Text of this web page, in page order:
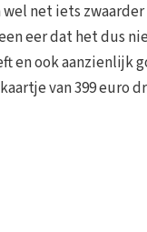
wel net iets
eer dat het dus
en ook aanzienlijk
van 399 euro